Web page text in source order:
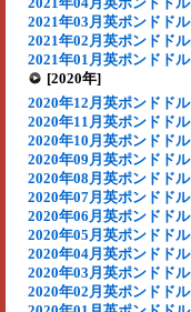
2021年03月英ポンドドル
2021年02月英ポンドドル
2021年01月英ポンドドル
[2020年]
2020年12月英ポンドドル
2020年11月英ポンドドル
2020年10月英ポンドドル
2020年09月英ポンドドル
2020年08月英ポンドドル
2020年07月英ポンドドル
2020年06月英ポンドドル
2020年05月英ポンドドル
2020年04月英ポンドドル
2020年03月英ポンドドル
2020年02月英ポンドドル